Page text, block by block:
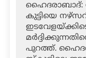
ഹൈദരാബാദ്:
കുട്ടിയെ
പുറത്ത്.